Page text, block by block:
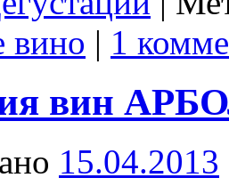
вино | 1
вин
15.04.2013